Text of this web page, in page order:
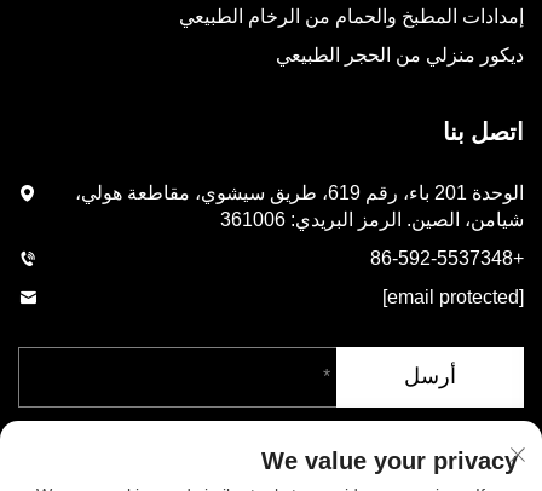
إمدادات المطبخ والحمام من الرخام الطبيعي
ديكور منزلي من الحجر الطبيعي
اتصل بنا
الوحدة 201 باء، رقم 619، طريق سيشوي، مقاطعة هولي،
شيامن، الصين. الرمز البريدي: 361006
+86-592-5537348
[email protected]
أرسل
We value your privacy